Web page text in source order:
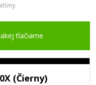
tlačiarne
(Čierny)